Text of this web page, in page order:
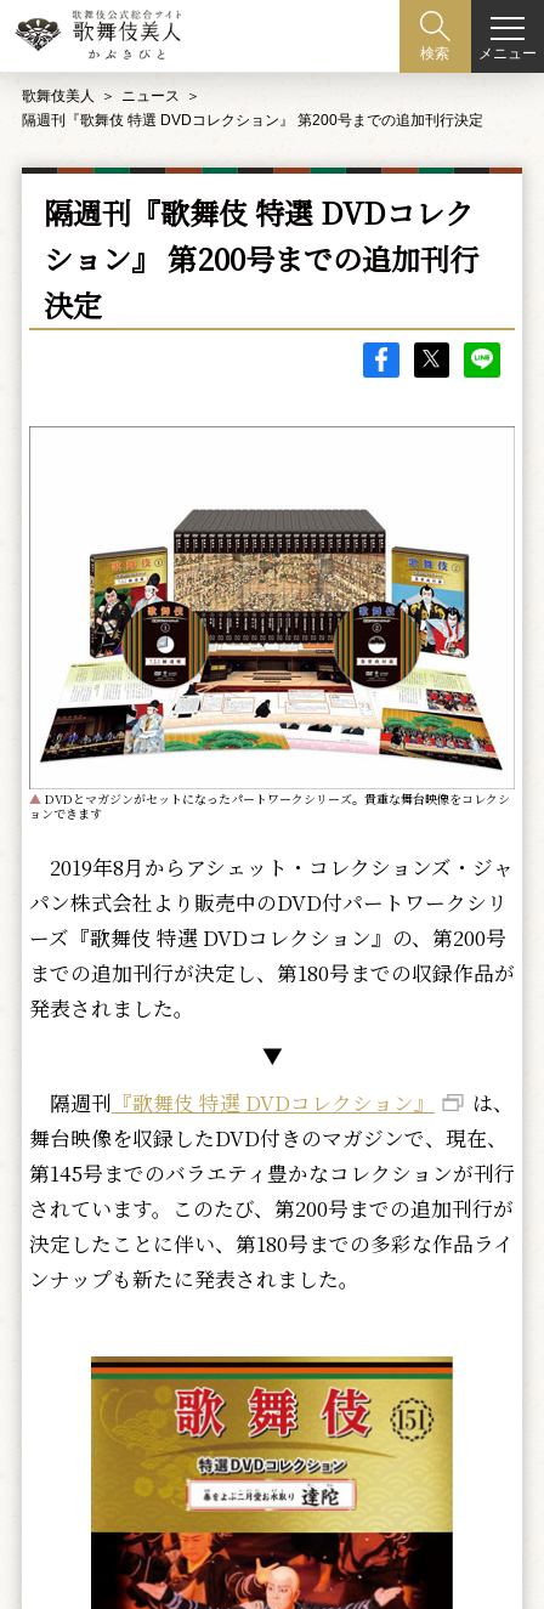
検索 メニュー
歌舞伎美人
ニュース
隔週刊『歌舞伎 特選 DVDコレクション』 第200号までの追加刊行決定
隔週刊『歌舞伎 特選 DVDコレク
ション』 第200号までの追加刊行
決定
▲ DVDとマガジンがセットになったパートワークシリーズ。貴重な舞台映像をコレクシ
ョンできます
2019年8月からアシェット・コレクションズ・ジャ
パン株式会社より販売中のDVD付パートワークシリ
ーズ『歌舞伎 特選 DVDコレクション』の、第200号
までの追加刊行が決定し、第180号までの収録作品が
発表されました。
▼
隔週刊 『歌舞伎 特選 DVDコレクション』
は、
舞台映像を収録したDVD付きのマガジンで、現在、
第145号までのバラエティ豊かなコレクションが刊行
されています。このたび、第200号までの追加刊行が
決定したことに伴い、第180号までの多彩な作品ライ
ンナップも新たに発表されました。